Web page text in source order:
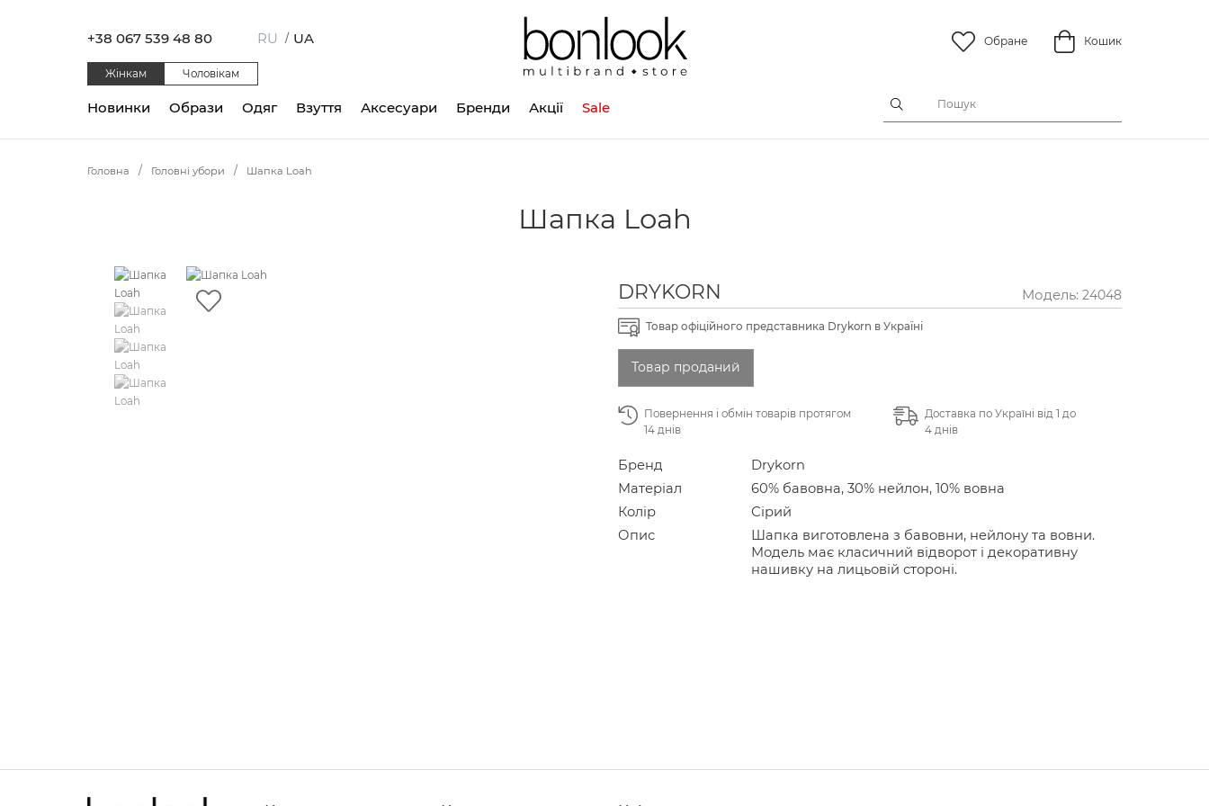
+38 067 539 48 80 RU / UA Обране Кошик
Жінкам Чоловікам
Одяг Взуття Аксесуари
Новинки Образи Бренди Акції Sale
Головна Головні убори Шапка Loah
Шапка Loah
DRYKORN Модель: 24048
Товар офіційного представника Drykorn в Україні
Товар проданий
Повернення і обмін товарів протягом
14 днів
Доставка по Україні від 1 до
4 днів
Бренд
Drykorn
Матеріал
60% бавовна, 30% нейлон, 10% вовна
Колір
Сірий
Опис
Шапка виготовлена з бавовни, нейлону та вовни.
Модель має класичний відворот і декоративну
нашивку на лицьовій стороні.